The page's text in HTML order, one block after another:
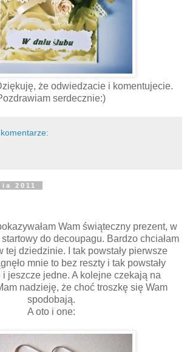
że odwiedzacie i komentujecie.
serdecznie:)
2011
Wam świąteczny prezent, w
startowy do decoupagu. Bardzo chciałam
tej dziedzinie. I tak powstały pierwsze
mnie to bez reszty i tak powstały
jeszcze jedne. A kolejne czekają na
nadzieję, że choć troszkę się Wam
spodobają.
A oto i one: